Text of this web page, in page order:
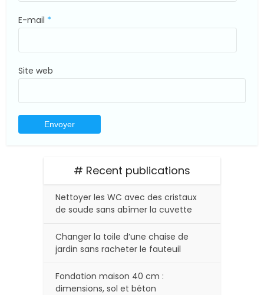
E-mail *
Site web
# Recent publications
Nettoyer les WC avec des cristaux
de soude sans abîmer la cuvette
Changer la toile d’une chaise de
jardin sans racheter le fauteuil
Fondation maison 40 cm :
dimensions, sol et béton